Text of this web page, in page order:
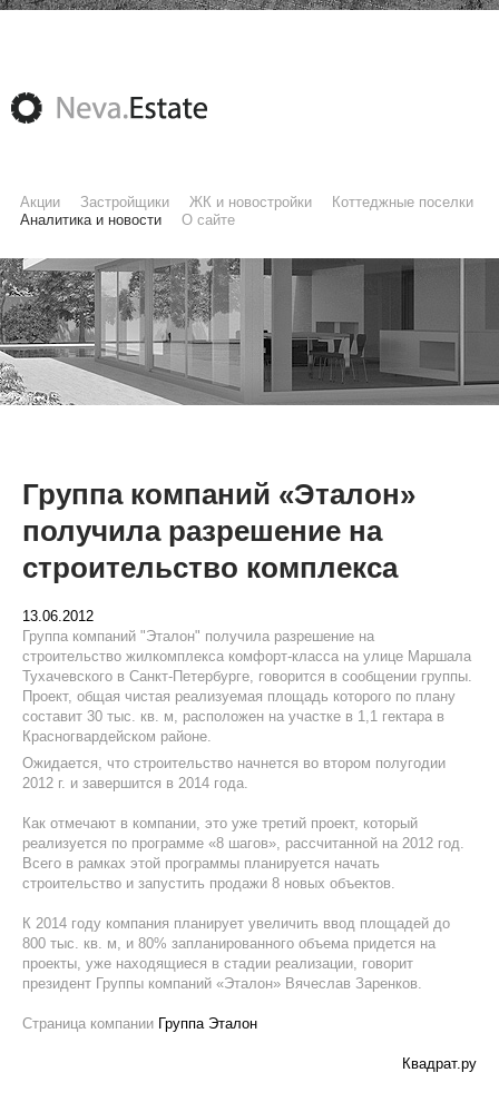
Акции Застройщики ЖК и новостройки
Коттеджные поселки
Аналитика и новости
О сайте
Группа компаний «Эталон»
получила разрешение на
строительство комплекса
13.06.2012
Группа компаний "Эталон" получила разрешение на
строительство жилкомплекса комфорт-класса на улице Маршала
Тухачевского в Санкт-Петербурге, говорится в сообщении группы.
Проект, общая чистая реализуемая площадь которого по плану
составит 30 тыс. кв. м, расположен на участке в 1,1 гектара в
Красногвардейском районе.
Ожидается, что строительство начнется во втором полугодии
2012 г. и завершится в 2014 года.
Как отмечают в компании, это уже третий проект, который
реализуется по программе «8 шагов», рассчитанной на 2012 год.
Всего в рамках этой программы планируется начать
строительство и запустить продажи 8 новых объектов.
К 2014 году компания планирует увеличить ввод площадей до
800 тыс. кв. м, и 80% запланированного объема придется на
проекты, уже находящиеся в стадии реализации, говорит
президент Группы компаний «Эталон» Вячеслав Заренков.
Страница компании Группа Эталон
Квадрат.ру